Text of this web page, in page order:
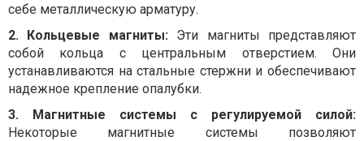
себе металлическую арматуру.
2. Кольцевые магниты:Эти магниты представляют
собой кольца с центральным отверстием. Они
устанавливаются на стальные стержни и обеспечивают
надежное крепление опалубки.
3. Магнитные системы с регулируемой силой:
Некоторые магнитные системы позволяют